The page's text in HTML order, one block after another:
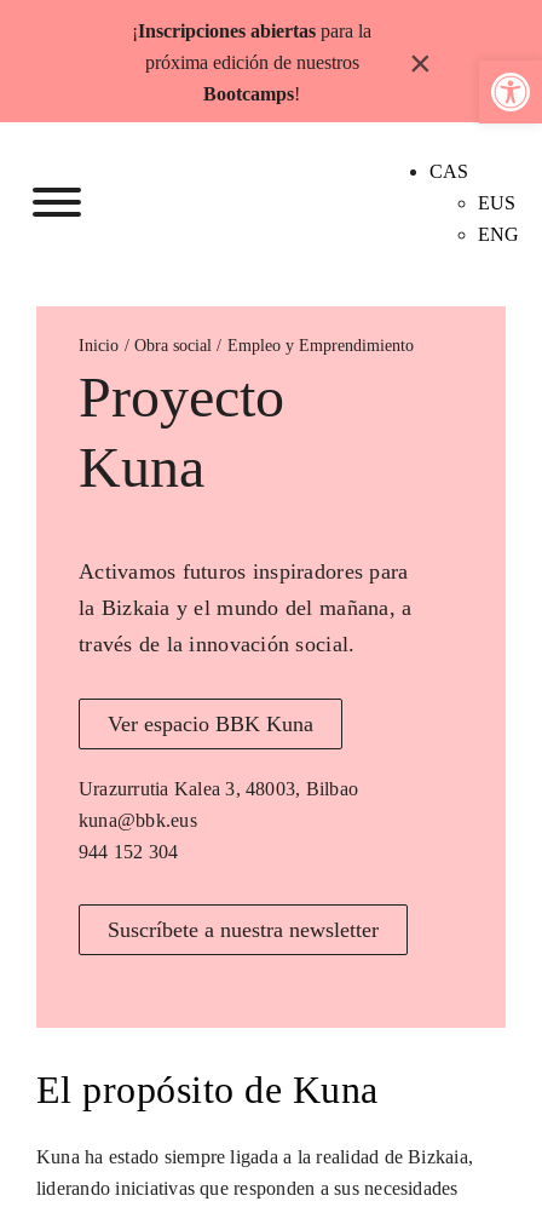
Abrir
¡Inscripciones abiertas para la
próxima edición de nuestros
Bootcamps!
×
CAS
EUS
ENG
Inicio Empleo y Emprendimiento
Proyecto
Kuna
Activamos futuros inspiradores para
la Bizkaia y el mundo del mañana, a
través de la innovación social.
Ver espacio BBK Kuna
Urazurrutia Kalea 3, 48003, Bilbao
kuna@bbk.eus
944 152 304
Suscríbete a nuestra newsletter
El propósito de Kuna
Kuna ha estado siempre ligada a la realidad de Bizkaia,
liderando iniciativas que responden a sus necesidades